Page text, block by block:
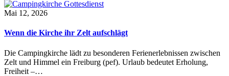
Mai 12, 2026
Wenn die Kirche ihr Zelt aufschlägt
Die Campingkirche lädt zu besonderen Ferienerlebnissen zwischen
Zelt und Himmel ein Freiburg (pef). Urlaub bedeutet Erholung,
Freiheit –…